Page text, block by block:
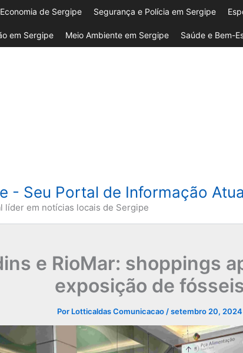
Economia de Sergipe Segurança e Polícia em Sergipe
em Sergipe Meio Ambiente em Sergipe Saúde e Bem-
- Seu Portal de Informação
líder em notícias locais de Sergipe
e RioMar: shoppings
exposição de
Por Lotticaldas Comunicacao /setembro 20, 2024